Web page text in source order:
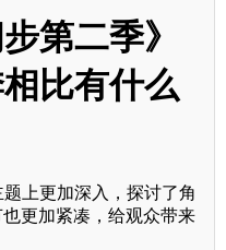
第二季》
比有什么
上更加深入，探讨了角
更加紧凑，给观众带来